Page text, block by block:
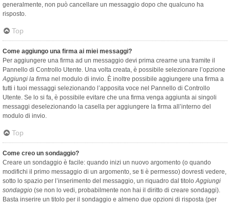
generalmente, non può cancellare un messaggio dopo che qualcuno ha
risposto.
Top
Come aggiungo una firma ai miei messaggi?
Per aggiungere una firma ad un messaggio devi prima crearne una tramite il
Pannello di Controllo Utente. Una volta creata, è possibile selezionare l’opzione
Aggiungi la firma nel modulo di invio. È inoltre possibile aggiungere una firma a
tutti i tuoi messaggi selezionando l’apposita voce nel Pannello di Controllo
Utente. Se lo si fa, è possibile evitare che una firma venga aggiunta ai singoli
messaggi deselezionando la casella per aggiungere la firma all’interno del
modulo di invio.
Top
Come creo un sondaggio?
Creare un sondaggio è facile: quando inizi un nuovo argomento (o quando
modifichi il primo messaggio di un argomento, se ti è permesso) dovresti vedere,
sotto lo spazio per l’inserimento del messaggio, un riquadro dal titoloAggiungi
sondaggio (se non lo vedi, probabilmente non hai il diritto di creare sondaggi).
Basta inserire un titolo per il sondaggio e almeno due opzioni di risposta (per